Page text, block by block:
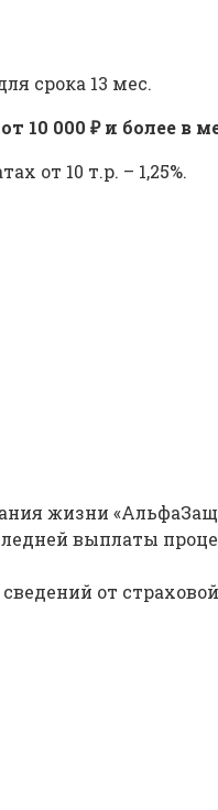
срока 13 мес.
000 ₽ и более в
от 10 т.р. – 1,25%.
жизни
выплаты
сведений от